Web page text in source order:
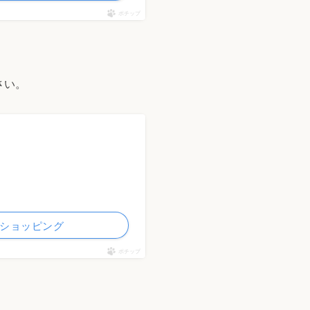
ポチップ
。
ョッピング
ポチップ